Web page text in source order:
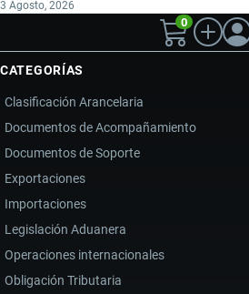
3 Agosto, 2026
0
CATEGORÍAS
Clasificación Arancelaria
Documentos de Acompañamiento
Documentos de Soporte
Exportaciones
Importaciones
Legislación Aduanera
Operaciones internacionales
Obligación Tributaria